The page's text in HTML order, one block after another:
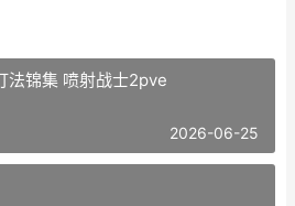
法锦集 喷射战士2pve
2026-06-25